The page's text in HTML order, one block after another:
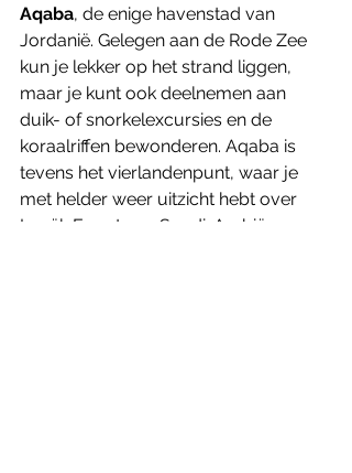
Aqaba, de enige havenstad van
Jordanië. Gelegen aan de Rode Zee
kun je lekker op het strand liggen,
maar je kunt ook deelnemen aan
duik- of snorkelexcursies en de
koraalriffen bewonderen. Aqaba is
tevens het vierlandenpunt, waar je
met helder weer uitzicht hebt over
Israël, Egypte en Saudi-Arabië